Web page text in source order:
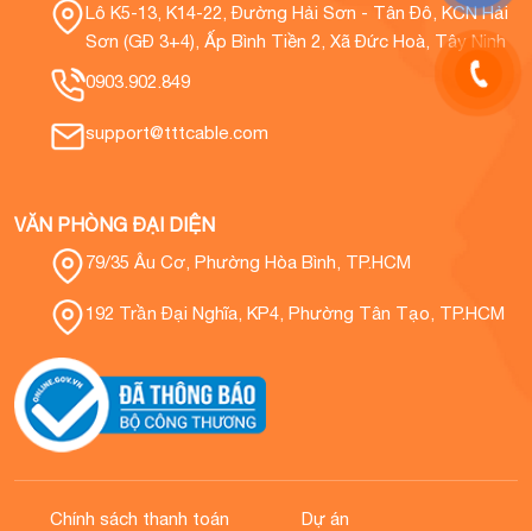
Lô K5-13, K14-22, Đường Hải Sơn - Tân Đô, KCN Hải
Sơn (GĐ 3+4), Ấp Bình Tiền 2, Xã Đức Hoà, Tây Ninh
0903.902.849
support@tttcable.com
VĂN PHÒNG ĐẠI DIỆN
79/35 Âu Cơ, Phường Hòa Bình, TP.HCM
192 Trần Đại Nghĩa, KP4, Phường Tân Tạo, TP.HCM
Chính sách thanh toán Dự án